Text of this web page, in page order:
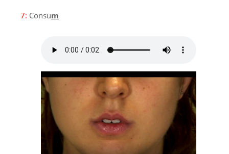
7: Consum